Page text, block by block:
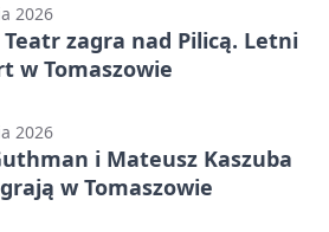
2026
zagra nad Pilicą. Letni
w Tomaszowie
2026
i Mateusz Kaszuba
w Tomaszowie